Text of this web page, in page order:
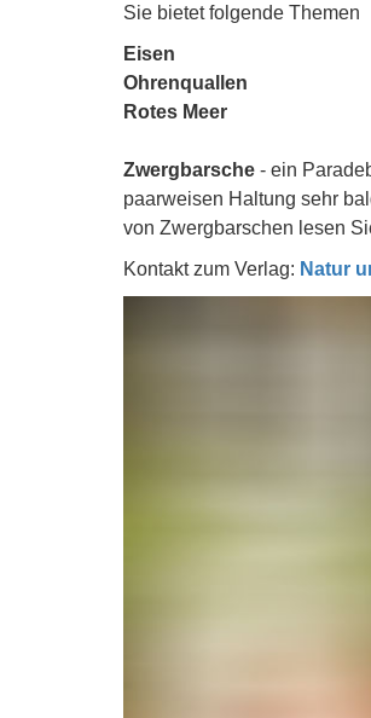
Sie bietet folgende Themen
Eisen
Ohrenquallen
Rotes Meer
Zwergbarsche - ein
paarweisen Haltung sehr
von Zwergbarschen lesen
Kontakt zum Verlag: Natur